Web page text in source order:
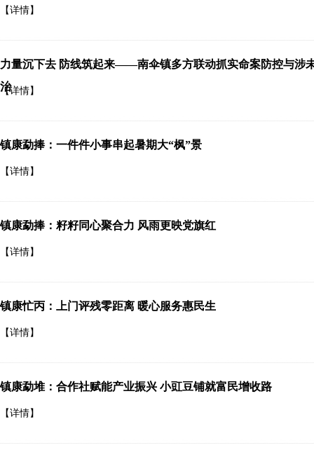
【详情】
力量沉下去 防线筑起来——南伞镇多方联动抓实命案防控与涉
治
【详情】
镇康勐捧：一件件小事串起暑期大“枫”景
【详情】
镇康勐捧：籽籽同心聚合力 风雨更映党旗红
【详情】
镇康忙丙：上门评残零距离 暖心服务惠民生
【详情】
镇康勐堆：合作社赋能产业振兴 小豇豆铺就富民增收路
【详情】